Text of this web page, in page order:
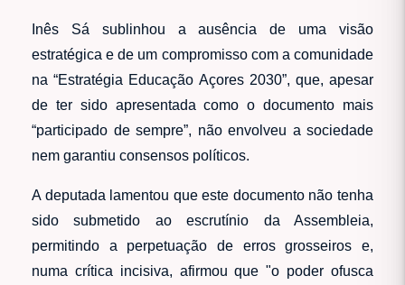
Inês Sá sublinhou a ausência de uma visão
estratégica e de um compromisso com a comunidade
na “Estratégia Educação Açores 2030”, que, apesar
de ter sido apresentada como o documento mais
“participado de sempre”, não envolveu a sociedade
nem garantiu consensos políticos.
A deputada lamentou que este documento não tenha
sido submetido ao escrutínio da Assembleia,
permitindo a perpetuação de erros grosseiros e,
numa crítica incisiva, afirmou que "o poder ofusca